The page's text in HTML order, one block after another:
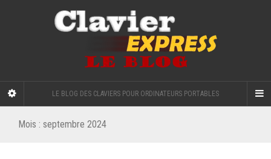
LE BLOG DES CLAVIERS POUR ORDINATEURS PORTABLES
Mois : septembre 2024